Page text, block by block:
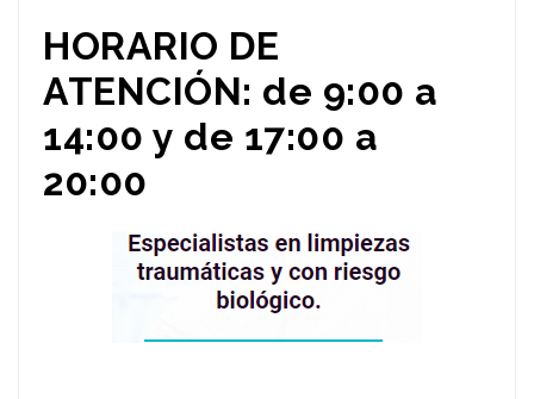
HORARIO DE
ATENCIÓN: de 9:00 a
14:00 y de 17:00 a
20:00